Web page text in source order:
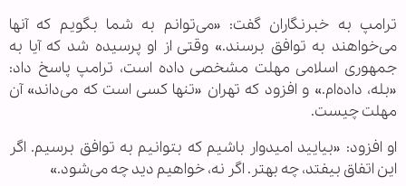
ترامپ به خبرنگاران گفت: «می‌توانم به شما بگویم که آنها
می‌خواهند به توافق برسند.» وقتی از او پرسیده شد که آیا به
جمهوری اسلامی مهلت مشخصی داده است، ترامپ پاسخ داد:
«بله، داده‌ام.» و افزود که تهران «تنها کسی است که می‌داند» آن
مهلت چیست.
او افزود: «بیایید امیدوار باشیم که بتوانیم به توافق برسیم. اگر
این اتفاق بیفتد، چه بهتر. اگر نه، خواهیم دید چه می‌شود.»